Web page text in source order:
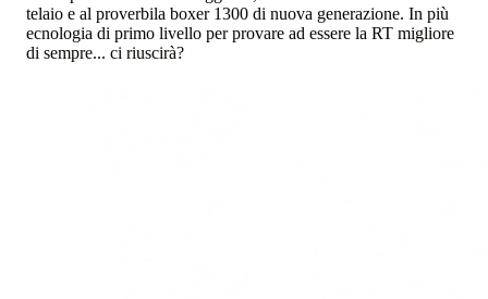
telaio e al proverbila boxer 1300 di nuova generazione. In più
ecnologia di primo livello per provare ad essere la RT migliore
di sempre... ci riuscirà?